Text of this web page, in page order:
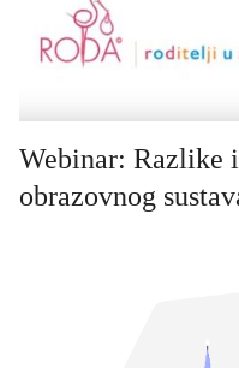
Webinar: Razlike
obrazovnog